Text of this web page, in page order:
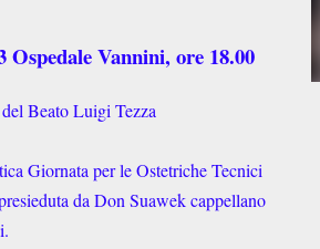
Ospedale Vannini, ore 18.00
Beato Luigi Tezza
Giornata per le Ostetriche Tecnici
da Don Suawek cappellano